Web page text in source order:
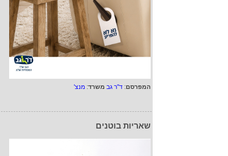
המפרסם: ד"ר גב משרד: מנצ'
שאריות בוטנים